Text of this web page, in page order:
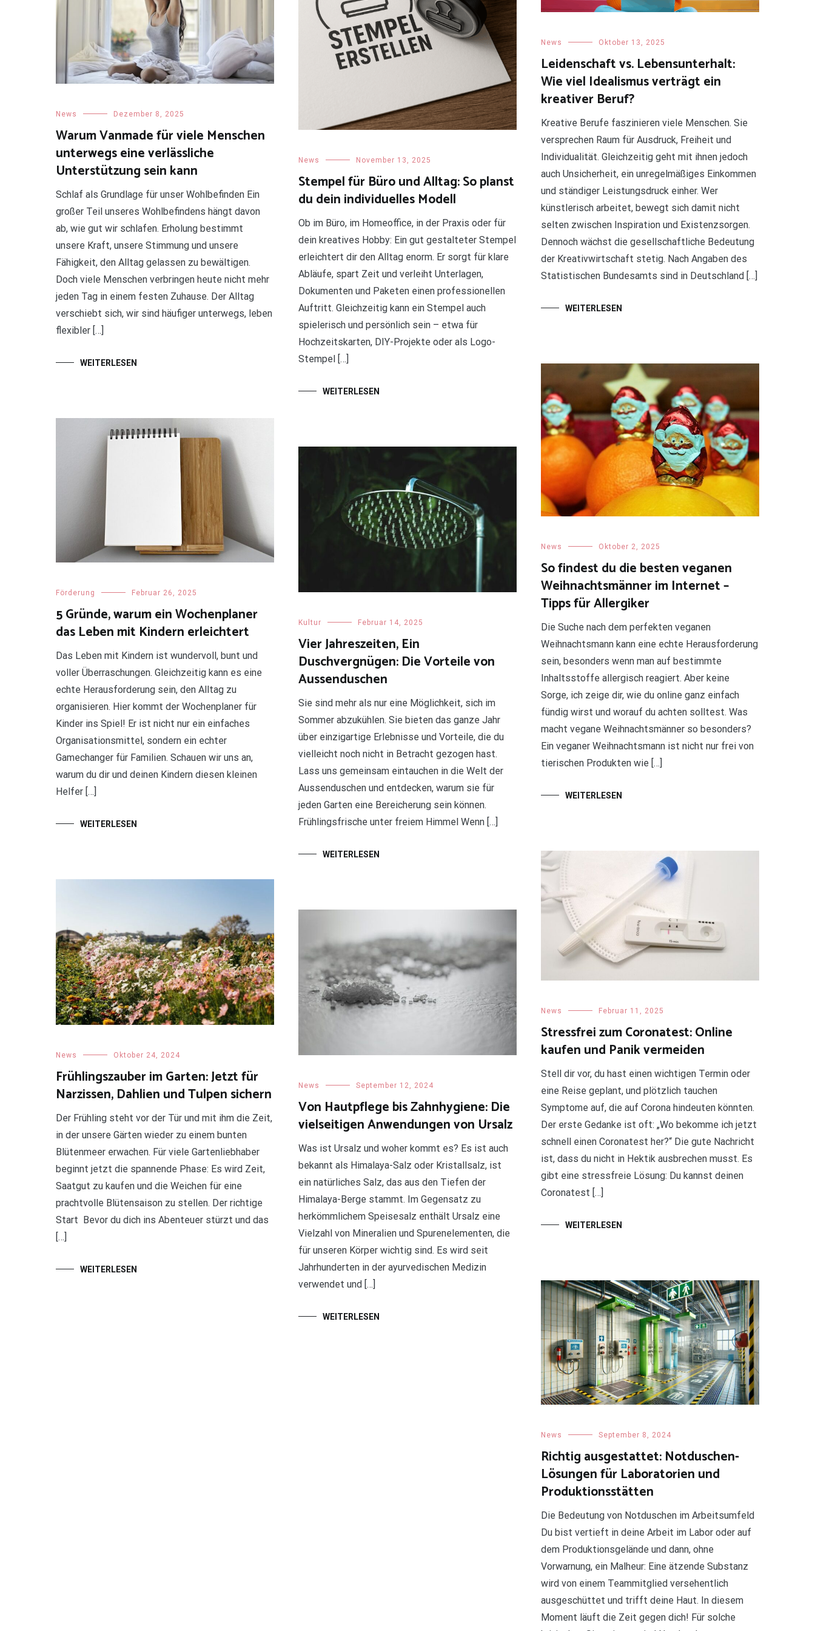
News Dezember 8, 2025
Warum Vanmade für viele Menschen
unterwegs eine verlässliche
Unterstützung sein kann
Schlaf als Grundlage für unser Wohlbefinden Ein
großer Teil unseres Wohlbefindens hängt davon
ab, wie gut wir schlafen. Erholung bestimmt
unsere Kraft, unsere Stimmung und unsere
Fähigkeit, den Alltag gelassen zu bewältigen.
Doch viele Menschen verbringen heute nicht mehr
jeden Tag in einem festen Zuhause. Der Alltag
verschiebt sich, wir sind häufiger unterwegs, leben
flexibler […]
WEITERLESEN
News November 13, 2025
Stempel für Büro und Alltag: So planst
du dein individuelles Modell
Ob im Büro, im Homeoffice, in der Praxis oder für
dein kreatives Hobby: Ein gut gestalteter Stempel
erleichtert dir den Alltag enorm. Er sorgt für klare
Abläufe, spart Zeit und verleiht Unterlagen,
Dokumenten und Paketen einen professionellen
Auftritt. Gleichzeitig kann ein Stempel auch
spielerisch und persönlich sein – etwa für
Hochzeitskarten, DIY-Projekte oder als Logo-
Stempel […]
WEITERLESEN
News Oktober 13, 2025
Leidenschaft vs. Lebensunterhalt:
Wie viel Idealismus verträgt ein
kreativer Beruf?
Kreative Berufe faszinieren viele Menschen. Sie
versprechen Raum für Ausdruck, Freiheit und
Individualität. Gleichzeitig geht mit ihnen jedoch
auch Unsicherheit, ein unregelmäßiges Einkommen
und ständiger Leistungsdruck einher. Wer
künstlerisch arbeitet, bewegt sich damit nicht
selten zwischen Inspiration und Existenzsorgen.
Dennoch wächst die gesellschaftliche Bedeutung
der Kreativwirtschaft stetig. Nach Angaben des
Statistischen Bundesamts sind in Deutschland […]
WEITERLESEN
News Oktober 2, 2025
So findest du die besten veganen
Weihnachtsmänner im Internet –
Tipps für Allergiker
Die Suche nach dem perfekten veganen
Weihnachtsmann kann eine echte Herausforderung
sein, besonders wenn man auf bestimmte
Inhaltsstoffe allergisch reagiert. Aber keine
Sorge, ich zeige dir, wie du online ganz einfach
fündig wirst und worauf du achten solltest. Was
macht vegane Weihnachtsmänner so besonders?
Ein veganer Weihnachtsmann ist nicht nur frei von
tierischen Produkten wie […]
WEITERLESEN
Förderung Februar 26, 2025
5 Gründe, warum ein Wochenplaner
das Leben mit Kindern erleichtert
Das Leben mit Kindern ist wundervoll, bunt und
voller Überraschungen. Gleichzeitig kann es eine
echte Herausforderung sein, den Alltag zu
organisieren. Hier kommt der Wochenplaner für
Kinder ins Spiel! Er ist nicht nur ein einfaches
Organisationsmittel, sondern ein echter
Gamechanger für Familien. Schauen wir uns an,
warum du dir und deinen Kindern diesen kleinen
Helfer […]
WEITERLESEN
Kultur Februar 14, 2025
Vier Jahreszeiten, Ein
Duschvergnügen: Die Vorteile von
Aussenduschen
Sie sind mehr als nur eine Möglichkeit, sich im
Sommer abzukühlen. Sie bieten das ganze Jahr
über einzigartige Erlebnisse und Vorteile, die du
vielleicht noch nicht in Betracht gezogen hast.
Lass uns gemeinsam eintauchen in die Welt der
Aussenduschen und entdecken, warum sie für
jeden Garten eine Bereicherung sein können.
Frühlingsfrische unter freiem Himmel Wenn […]
WEITERLESEN
News Februar 11, 2025
Stressfrei zum Coronatest: Online
kaufen und Panik vermeiden
Stell dir vor, du hast einen wichtigen Termin oder
eine Reise geplant, und plötzlich tauchen
Symptome auf, die auf Corona hindeuten könnten.
Der erste Gedanke ist oft: „Wo bekomme ich jetzt
schnell einen Coronatest her?“ Die gute Nachricht
ist, dass du nicht in Hektik ausbrechen musst. Es
gibt eine stressfreie Lösung: Du kannst deinen
Coronatest […]
WEITERLESEN
News Oktober 24, 2024
Frühlingszauber im Garten: Jetzt für
Narzissen, Dahlien und Tulpen sichern
Der Frühling steht vor der Tür und mit ihm die Zeit,
in der unsere Gärten wieder zu einem bunten
Blütenmeer erwachen. Für viele Gartenliebhaber
beginnt jetzt die spannende Phase: Es wird Zeit,
Saatgut zu kaufen und die Weichen für eine
prachtvolle Blütensaison zu stellen. Der richtige
Start Bevor du dich ins Abenteuer stürzt und das
[…]
WEITERLESEN
News September 12, 2024
Von Hautpflege bis Zahnhygiene: Die
vielseitigen Anwendungen von Ursalz
Was ist Ursalz und woher kommt es? Es ist auch
bekannt als Himalaya-Salz oder Kristallsalz, ist
ein natürliches Salz, das aus den Tiefen der
Himalaya-Berge stammt. Im Gegensatz zu
herkömmlichem Speisesalz enthält Ursalz eine
Vielzahl von Mineralien und Spurenelementen, die
für unseren Körper wichtig sind. Es wird seit
Jahrhunderten in der ayurvedischen Medizin
verwendet und […]
WEITERLESEN
News September 8, 2024
Richtig ausgestattet: Notduschen-
Lösungen für Laboratorien und
Produktionsstätten
Die Bedeutung von Notduschen im Arbeitsumfeld
Du bist vertieft in deine Arbeit im Labor oder auf
dem Produktionsgelände und dann, ohne
Vorwarnung, ein Malheur: Eine ätzende Substanz
wird von einem Teammitglied versehentlich
ausgeschüttet und trifft deine Haut. In diesem
Moment läuft die Zeit gegen dich! Für solche